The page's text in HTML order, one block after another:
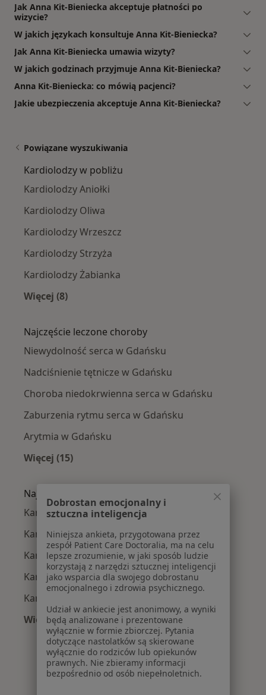
Jak Anna Kit-Bieniecka akceptuje płatności po
wizycie?
W jakich językach konsultuje Anna Kit-Bieniecka?
Jak Anna Kit-Bieniecka umawia wizyty?
W jakich godzinach przyjmuje Anna Kit-Bieniecka?
Anna Kit-Bieniecka: co mówią pacjenci?
Jakie ubezpieczenia akceptuje Anna Kit-Bieniecka?
Powiązane wyszukiwania
Kardiolodzy w pobliżu
Kardiolodzy Aniołki
Kardiolodzy Oliwa
Kardiolodzy Wrzeszcz
Kardiolodzy Strzyża
Kardiolodzy Żabianka
Więcej (8)
Najczęście leczone choroby
Niewydolność serca w Gdańsku
Nadciśnienie tętnicze w Gdańsku
Choroba niedokrwienna serca w Gdańsku
Zaburzenia rytmu serca w Gdańsku
Arytmia w Gdańsku
Więcej (15)
Najpopularniejsze ubezpieczenia
Kardiolodzy z TU Zdrowie w Gdańsku
Kardiolodzy z Medicover w Gdańsku
Kardiolodzy z Allianz w Gdańsku
Kardiolodzy z Signal Iduna w Gdańsku
Kardiolodzy z JP MEDICA w Gdańsku
Więcej (5)
Więcej w kategorii: Najpopularniejsze
Dobrostan emocjonalny i
sztuczna inteligencja
Niniejsza ankieta, przygotowana przez
zespół Patient Care Doctoralia, ma na celu
lepsze zrozumienie, w jaki sposób ludzie
korzystają z narzędzi sztucznej inteligencji
jako wsparcia dla swojego dobrostanu
emocjonalnego i zdrowia psychicznego.
Udział w ankiecie jest anonimowy, a wyniki
będą analizowane i prezentowane
wyłącznie w formie zbiorczej. Pytania
dotyczące nastolatków są skierowane
wyłącznie do rodziców lub opiekunów
prawnych. Nie zbieramy informacji
bezpośrednio od osób niepełnoletnich.